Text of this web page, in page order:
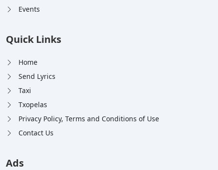
Events
Quick Links
Home
Send Lyrics
Taxi
Txopelas
Privacy Policy, Terms and Conditions of Use
Contact Us
Ads